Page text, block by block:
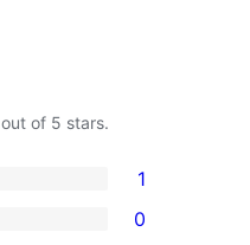
out of 5 stars.
1
0